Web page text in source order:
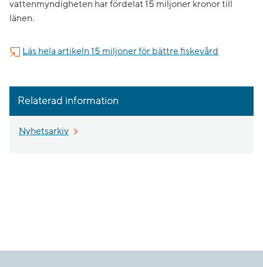
vattenmyndigheten har fördelat 15 miljoner kronor till
länen.
Läs hela artikeln 15 miljoner för bättre fiskevård
Relaterad information
Nyhetsarkiv